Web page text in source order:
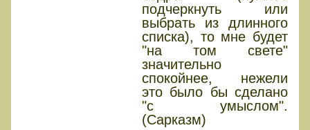
подчеркнуть или
выбрать из длинного
списка), то мне будет
"на том свете"
значительно
спокойнее, нежели
это было бы сделано
"с умыслом".
(Сарказм)